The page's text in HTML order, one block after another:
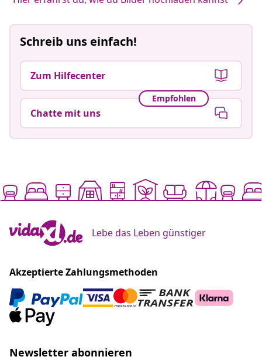
Schreib uns einfach!
Zum Hilfecenter
Empfohlen
Chatte mit uns
Lebe das Leben günstiger
Akzeptierte Zahlungsmethoden
Newsletter abonnieren